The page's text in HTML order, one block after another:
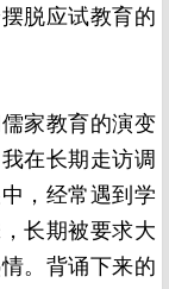
脱应试教育的
家教育的演变
在长期走访调
，经常遇到学
长期被要求大
。背诵下来的